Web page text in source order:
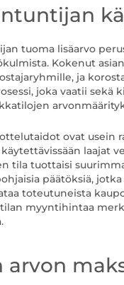
tuoma lisäarvo
Kokenut
ja
joka vaatii sekä
ovat usein
laajat
tila tuottaisi
päätöksiä,
toteutuneista
myyntihintaa
arvon